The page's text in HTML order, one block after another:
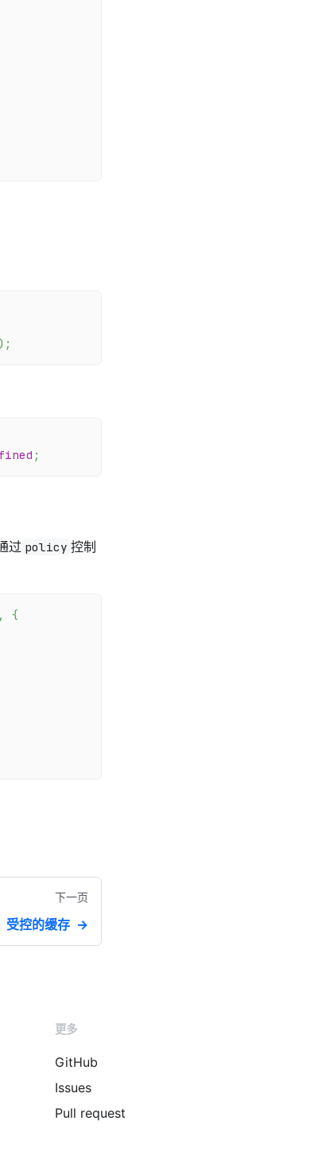
;
;
过 policy 控制
,
{
下一页
受控的缓存
更多
GitHub
Issues
Pull request